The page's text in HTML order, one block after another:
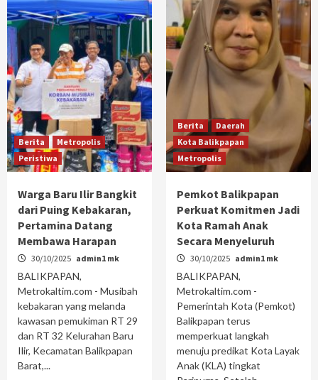
Berita
Metropolis
Peristiwa
Warga Baru Ilir Bangkit
dari Puing Kebakaran,
Pertamina Datang
Membawa Harapan
30/10/2025 admin1 mk
BALIKPAPAN,
Metrokaltim.com - Musibah
kebakaran yang melanda
kawasan pemukiman RT 29
dan RT 32 Kelurahan Baru
Ilir, Kecamatan Balikpapan
Barat,...
Berita
Daerah
Kota Balikpapan
Metropolis
Pemkot Balikpapan
Perkuat Komitmen Jadi
Kota Ramah Anak
Secara Menyeluruh
30/10/2025 admin1 mk
BALIKPAPAN,
Metrokaltim.com -
Pemerintah Kota (Pemkot)
Balikpapan terus
memperkuat langkah
menuju predikat Kota Layak
Anak (KLA) tingkat